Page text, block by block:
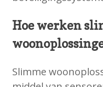
Hoe werken
Slimme